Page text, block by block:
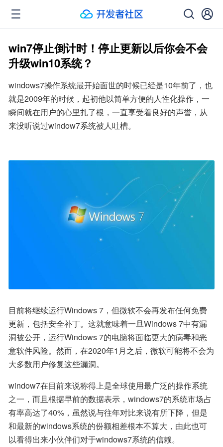
win7停止倒计时！停止更新以后你会不会
升级win10系统？
windows7操作系统最开始面世的时候已经是10年前了，也
就是2009年的时候，起初他以简单方便的人性化操作，一
瞬间就在用户的心里扎了根，一直享受着良好的声誉，从
来没听说过window7系统被人吐槽。
目前将继续运行Windows 7，但微软不会再发布任何免费
更新，包括安全补丁。这就意味着一旦Windows 7中有漏
洞被公开，运行Windows 7的电脑将面临更大的病毒和恶
意软件风险。然而，在2020年1月之后，微软可能将不会为
大多数用户修复这些漏洞。
window7在目前来说称得上是全球使用最广泛的操作系统
之一，而且根据早前的数据表示，windows7的系统市场占
有率高达了40%，虽然说与往年对比来说有所下降，但是
和最新的windows系统的份额相差根本不算大，由此也可
以看得出来小伙伴们对于windows7系统的信赖。